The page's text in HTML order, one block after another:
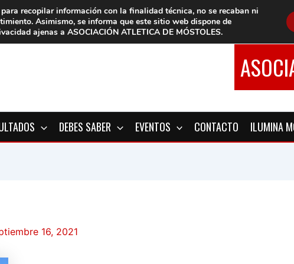
DEBES SABER EVENTOS CONTACTO ILUMINA
16, 2021
recopilar información con la finalidad técnica, no se recaban ni
Asimismo, se informa que este sitio web dispone de
ajenas a ASOCIACIÓN ATLETICA DE MÓSTOLES.